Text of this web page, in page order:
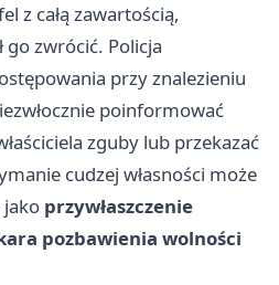
z całą zawartością,
go zwrócić. Policja
przy znalezieniu
poinformować
zguby lub przekazać
cudzej własności może
jako przywłaszczenie
pozbawienia wolności